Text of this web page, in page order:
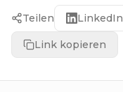
Teilen LinkedIn
Link kopieren